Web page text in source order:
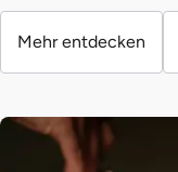
Mehr entdecken